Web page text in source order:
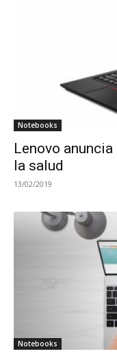
Notebooks
Lenovo
la salud
13/02/2019
Notebooks